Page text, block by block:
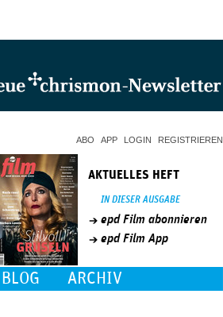
ABO APP LOGIN REGISTRIEREN
AKTUELLES HEFT
IN DIESER AUSGABE
epd Film abonnieren
epd Film App
BLOG ARCHIV